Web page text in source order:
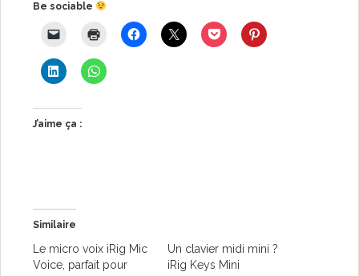
Be sociable
J’aime ça :
Similaire
Le micro voix iRig Mic
Voice, parfait pour
Un clavier midi mini ?
iRig Keys Mini